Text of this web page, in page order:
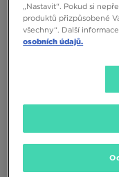
„Nastavit“. Pokud si
produktů přizpůsobené
všechny“. Další
osobních údajů.